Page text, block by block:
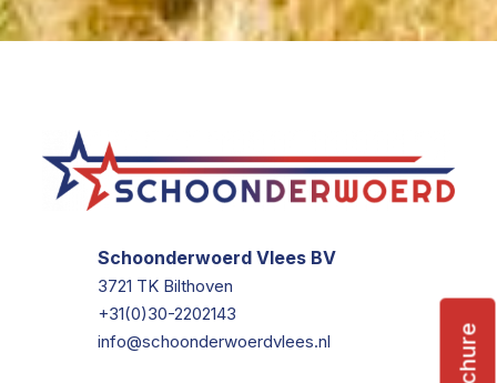
Schoonderwoerd Vlees BV
3721 TK Bilthoven
+31(0)30-2202143
info@schoonderwoerdvlees.nl